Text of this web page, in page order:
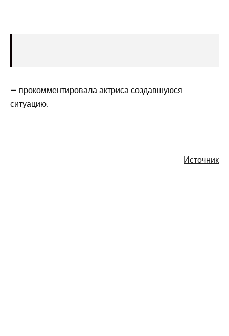
— прокомментировала актриса создавшуюся
ситуацию.
Источник